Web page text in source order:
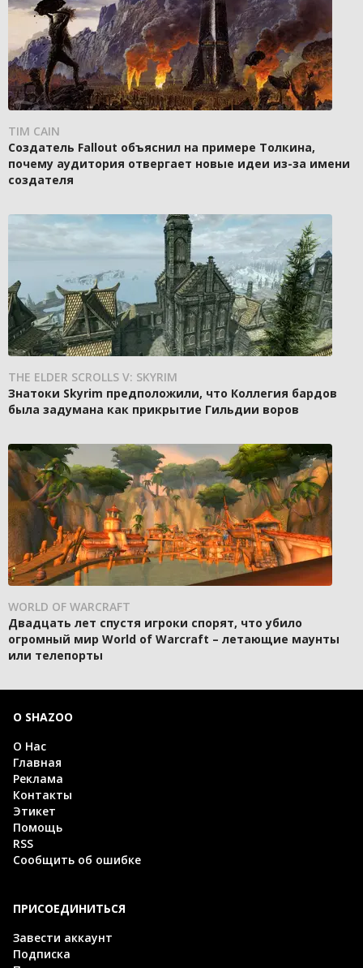
TIM CAIN
Создатель Fallout объяснил на примере Толкина,
почему аудитория отвергает новые идеи из-за имени
создателя
THE ELDER SCROLLS V: SKYRIM
Знатоки Skyrim предположили, что Коллегия бардов
была задумана как прикрытие Гильдии воров
WORLD OF WARCRAFT
Двадцать лет спустя игроки спорят, что убило
огромный мир World of Warcraft – летающие маунты
или телепорты
О SHAZOO
О Нас
Главная
Реклама
Контакты
Этикет
Помощь
RSS
Сообщить об ошибке
ПРИСОЕДИНИТЬСЯ
Завести аккаунт
Подписка